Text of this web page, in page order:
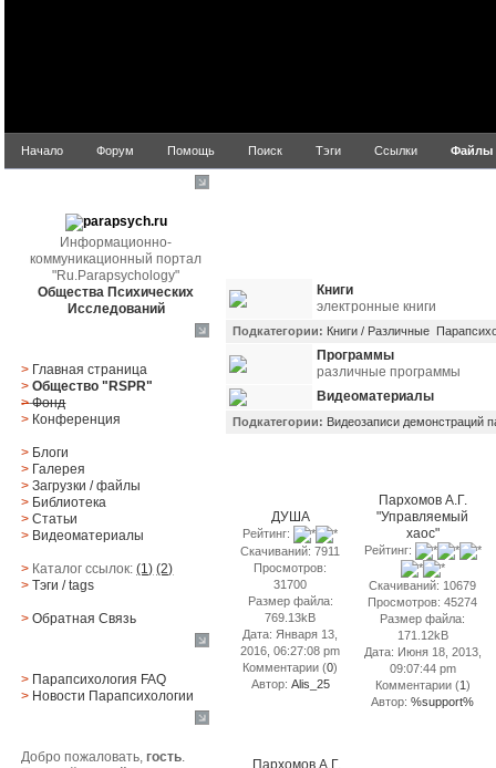
Начало Форум Помощь Поиск Тэги Ссылки Файлы
Информационно-
коммуникационный портал
"Ru.Parapsychology"
Общества Психических
Исследований
> Главная страница
> Общество "RSPR"
> Фонд
> Конференция
> Блоги
> Галерея
> Загрузки/файлы
> Библиотека
> Статьи
> Видеоматериалы
> Каталог ссылок:(1) (2)
> Тэги/ tags
> Обратная Cвязь
> Парапсихология FAQ
> Новости Парапсихологии
Добро пожаловать,гость.
Книги
электронные книги
Подкатегории: Книги / Различные
Программы
различные программы
Видеоматериалы
Подкатегории: Видеозаписи демонстраций
ДУША
Рейтинг:
Скачиваний: 7911
Просмотров:
31700
Размер файла:
769.13kB
Дата: Января 13,
2016, 06:27:08 pm
Комментарии (0)
Автор: Alis_25
Пархомов А.Г.
"Управляемый
хаос"
Рейтинг:
Скачиваний: 10679
Просмотров: 45274
Размер файла:
171.12kB
Дата: Июня 18, 2013,
09:07:44 pm
Комментарии (1)
Автор: %support%
Пархомов А.Г.